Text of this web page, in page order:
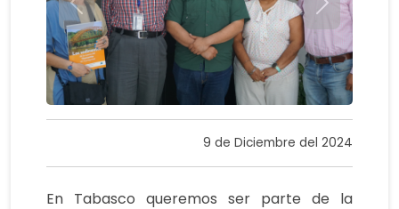
Previous Next
9 de Diciembre del 2024
En Tabasco queremos ser parte de la